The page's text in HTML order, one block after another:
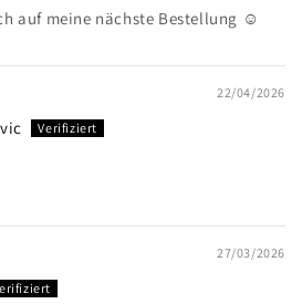
auf meine nächste Bestellung ☺️
22/04/2026
27/03/2026